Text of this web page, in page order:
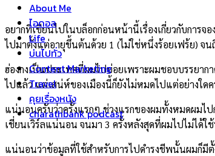
About Me
ไอดอล
Life
บ่นไปทั่ว
Content Marketing
Travel
คุยเรื่องหนัง
charathbank podcast
อยากที่เขียนไปในบล็อกก่อนหน้านี้เรื่องเกี่ยวกับการ
ไปมาตั้งแต่อายุขึ้นต้นด้วย 1 (ไม่ใช่หนึ่งร้อยเฟร้ย) จ
ฮ่องกงเป็นประเทศที่ผมไปบ่อยเพราะผมชอบบรรยาก
ไปแล้ว แต่เสน่ห์ของเมืองนี้ก็ยังไม่หมดไปแต่อย่างใด
แน่นอนครับว่าครั้งแรกๆ ช่วงแรกของผมทั้งหมดผมไป
เชี่ยนเวิร์ลแน่นอน จนมา 3 ครั้งหลังสุดที่ผมไปไม่ได้ใ
แน่นอนว่าข้อมูลที่ใช้สำหรับการไปดำรงชีพนั้นผมก็มี